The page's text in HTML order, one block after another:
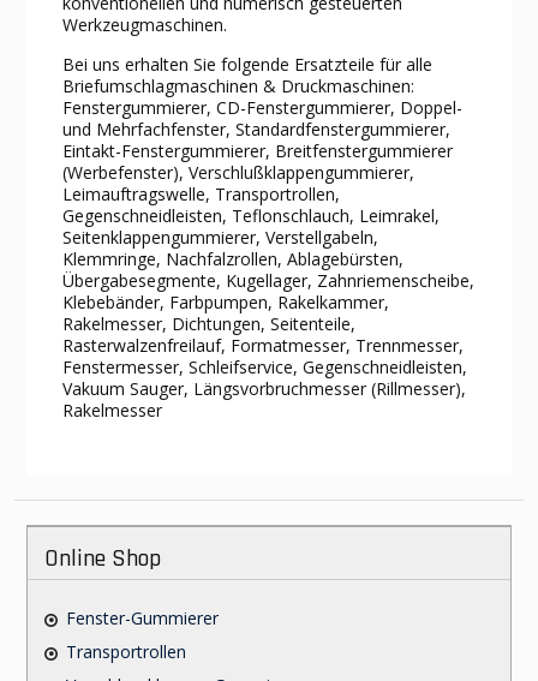
Werkzeugmaschinen.
Bei uns erhalten Sie folgende Ersatzteile für alle
Briefumschlagmaschinen & Druckmaschinen:
Fenstergummierer, CD-Fenstergummierer, Doppel-
und Mehrfachfenster, Standardfenstergummierer,
Eintakt-Fenstergummierer, Breitfenstergummierer
(Werbefenster), Verschlußklappengummierer,
Leimauftragswelle, Transportrollen,
Gegenschneidleisten, Teflonschlauch, Leimrakel,
Seitenklappengummierer, Verstellgabeln,
Klemmringe, Nachfalzrollen, Ablagebürsten,
Übergabesegmente, Kugellager, Zahnriemenscheibe,
Klebebänder, Farbpumpen, Rakelkammer,
Rakelmesser, Dichtungen, Seitenteile,
Rasterwalzenfreilauf, Formatmesser, Trennmesser,
Fenstermesser, Schleifservice, Gegenschneidleisten,
Vakuum Sauger, Längsvorbruchmesser (Rillmesser),
Rakelmesser
Online Shop
Fenster-Gummierer
Transportrollen